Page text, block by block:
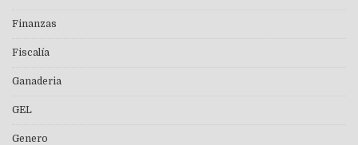
Finanzas
Fiscalía
Ganaderia
GEL
Genero